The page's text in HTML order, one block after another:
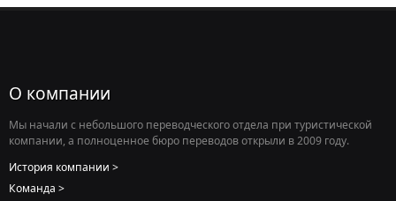
О компании
Мы начали с небольшого переводческого отдела при туристической
компании, а полноценное бюро переводов открыли в 2009 году.
История компании
Команда